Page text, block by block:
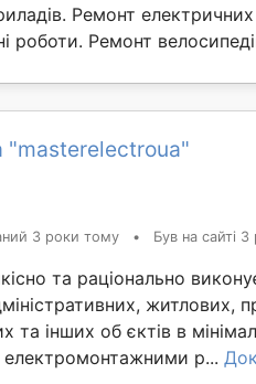
Ремонт електричних
роботи. Ремонт
"masterelectroua"
3 роки тому • Був на сайті
та раціонально
житлових,
та інших об єктів в
р...